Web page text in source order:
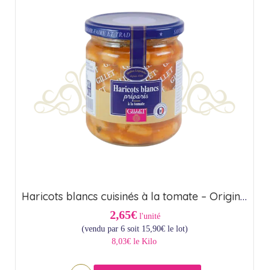
Haricots blancs cuisinés à la tomate – Origine France (37cl)
2,65€ l'unité
(vendu par 6 soit 15,90€le lot)
8,03€ le Kilo